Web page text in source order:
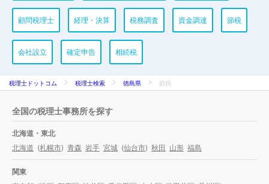
顧問税理士 経理・決算 税務調査 資金調達 節税
会社設立 確定申告 相続税
税理士ドットコム 税理士検索 徳島県 節税
全国の税理士事務所を探す
北海道・東北
北海道 (札幌市) 青森 岩手 宮城 (仙台市) 秋田 山形 福島
関東